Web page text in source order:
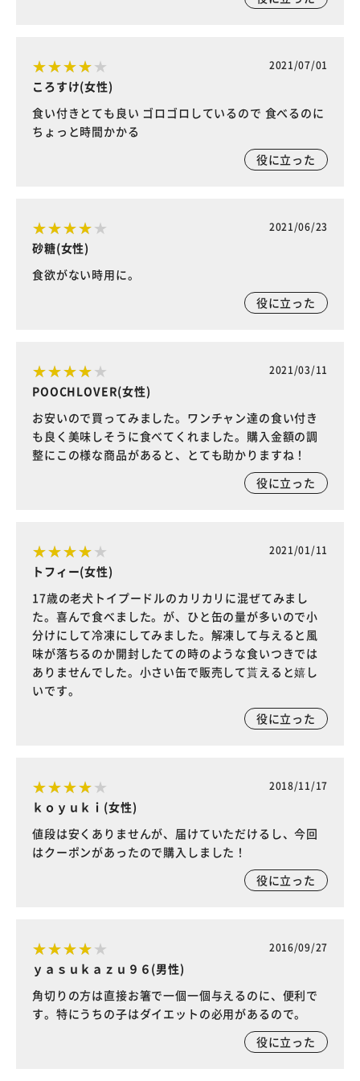
2021/07/01
ころすけ(女性)
食い付きとても良い ゴロゴロしているので 食べるのに
ちょっと時間かかる
役に立った
2021/06/23
砂糖(女性)
食欲がない時用に。
役に立った
2021/03/11
POOCHLOVER(女性)
お安いので買ってみました。ワンチャン達の食い付き
も良く美味しそうに食べてくれました。購入金額の調
整にこの様な商品があると、とても助かりますね！
役に立った
2021/01/11
トフィー(女性)
17歳の老犬トイプードルのカリカリに混ぜてみまし
た。喜んで食べました。が、ひと缶の量が多いので小
分けにして冷凍にしてみました。解凍して与えると風
味が落ちるのか開封したての時のような食いつきでは
ありませんでした。小さい缶で販売して貰えると嬉し
いです。
役に立った
2018/11/17
ｋｏｙｕｋｉ(女性)
値段は安くありませんが、届けていただけるし、今回
はクーポンがあったので購入しました！
役に立った
2016/09/27
ｙａｓｕｋａｚｕ９６(男性)
角切りの方は直接お箸で一個一個与えるのに、便利で
す。特にうちの子はダイエットの必用があるので。
役に立った